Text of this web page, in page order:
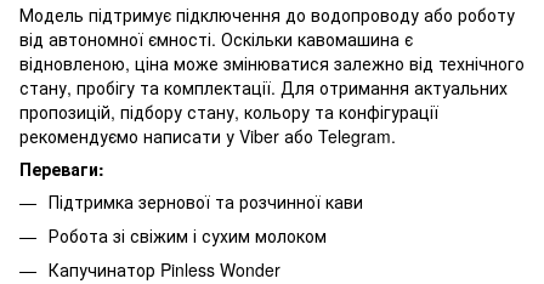
Модель підтримує підключення до водопроводу або роботу
від автономної ємності. Оскільки кавомашина є
відновленою, ціна може змінюватися залежно від технічного
стану, пробігу та комплектації. Для отримання актуальних
пропозицій, підбору стану, кольору та конфігурації
рекомендуємо написати у Viber або Telegram.
Переваги:
Підтримка зернової та розчинної кави
Робота зі свіжим і сухим молоком
Капучинатор Pinless Wonder